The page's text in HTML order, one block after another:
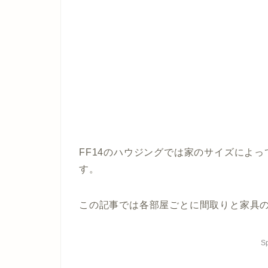
FF14のハウジングでは家のサイズによ
す。
この記事では各部屋ごとに間取りと家具